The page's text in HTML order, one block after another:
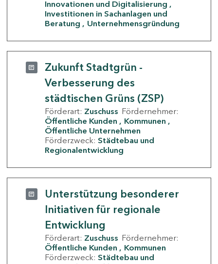
Innovationen und Digitalisierung
Investitionen in Sachanlagen und
Beratung
Unternehmensgründung
Zukunft Stadtgrün -
Verbesserung des
städtischen Grüns (ZSP)
Förderart: Zuschuss Fördernehmer:
Öffentliche Kunden
Kommunen
Öffentliche Unternehmen
Förderzweck: Städtebau und
Regionalentwicklung
Unterstützung besonderer
Initiativen für regionale
Entwicklung
Förderart: Zuschuss Fördernehmer:
Öffentliche Kunden
Kommunen
Förderzweck: Städtebau und